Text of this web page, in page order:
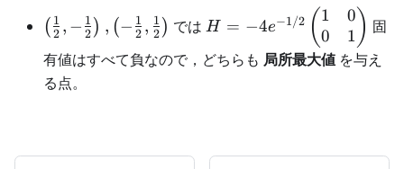
\left(\frac12,-
\frac12\right),\left(-
\frac12,\frac12\right)
( 2
1 , − 2
1 ) , (− 2
1 , 2
1 ) では
H = -4e^{-1/2}
H = −4e−1/2 ( 1
0
0
1 ) 固
有値はすべて負なので，どちらも 局所最大値 を与え
る点。